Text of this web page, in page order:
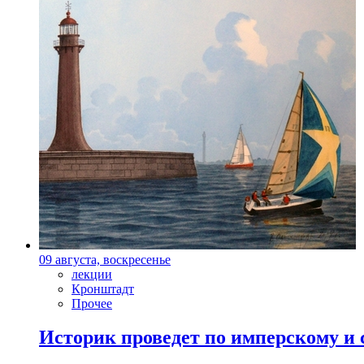
09 августа, воскресенье
лекции
Кронштадт
Прочее
Историк проведет по имперскому и